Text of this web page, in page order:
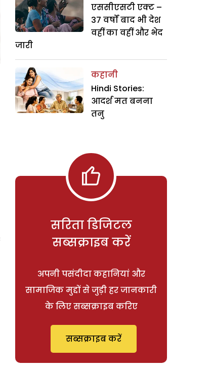
एससीएसटी एक्ट –
37 वर्षों बाद भी देश
वहीं का वहीं और भेद
जारी
कहानी
Hindi Stories:
आदर्श मत बनना
तनु
सरिता डिजिटल
सब्सक्राइब करें
अपनी पसंदीदा कहानियां और
सामाजिक मुद्दों से जुड़ी हर जानकारी
के लिए सब्सक्राइब करिए
सब्सक्राइब करें